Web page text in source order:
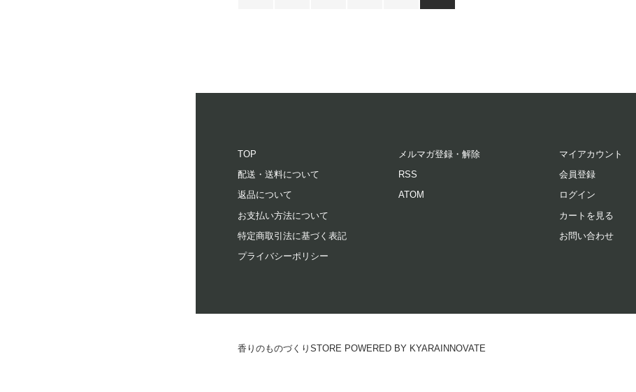
TOP
配送・送料について
返品について
お支払い方法について
特定商取引法に基づく表記
プライバシーポリシー
メルマガ登録・解除
RSS
ATOM
マイアカウント
会員登録
ログイン
カートを見る
お問い合わせ
香りのものづくりSTORE POWERED BY KYARAINNOVATE